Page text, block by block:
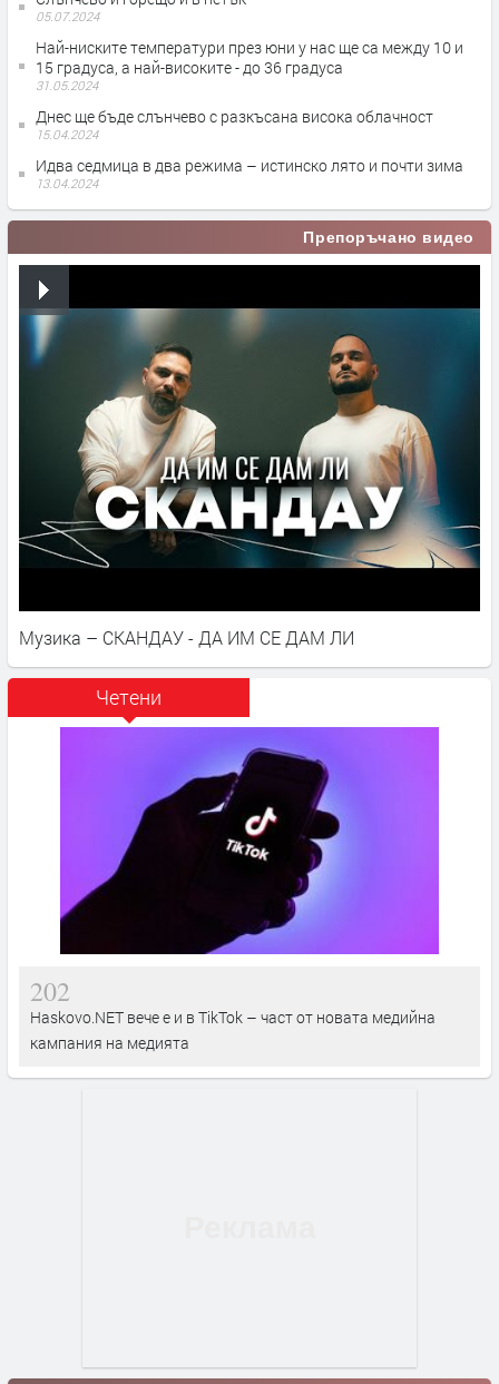
05.07.2024
Най-ниските температури през юни у нас ще са между 10 и
15 градуса, а най-високите - до 36 градуса
31.05.2024
Днес ще бъде слънчево с разкъсана висока облачност
15.04.2024
Идва седмица в два режима – истинско лято и почти зима
13.04.2024
Препоръчано видео
Музика – СКАНДАУ - ДА ИМ СЕ ДАМ ЛИ
Четени
202
Haskovo.NET вече е и в TikTok – част от новата медийна
кампания на медията